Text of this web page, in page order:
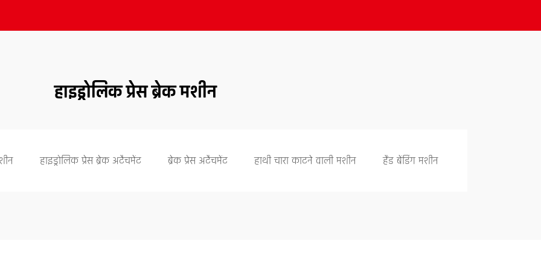
हाइड्रोलिक प्रेस ब्रेक मशीन
हाइड्रोलिक प्रेस ब्रेक अटैचमेंट ब्रेक प्रेस अटैचमेंट हाथी चारा काटने वाली मशीन हैंड बेंडिंग मशीन